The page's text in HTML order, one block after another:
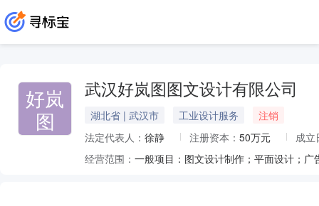
好岚
图
武汉好岚图图文设计有限公司
湖北省 | 武汉市 工业设计服务
注销
法定代表人： 徐静 注册资本： 50万元
成立
经营范围：